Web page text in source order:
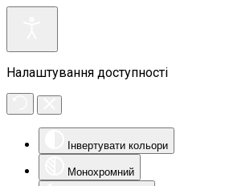
Налаштування доступності
Інвертувати кольори
Монохромний